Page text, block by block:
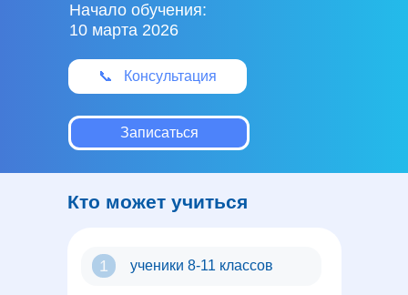
Начало обучения:
10 марта 2026
Записаться
📞 Консультация
1 ученики 8-11 классов
Кто может учиться